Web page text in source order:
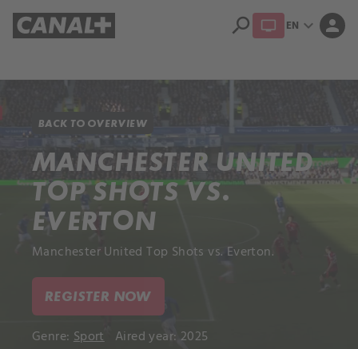
search EN expand_more person
BACK TO OVERVIEW
MANCHESTER UNITED
TOP SHOTS VS.
EVERTON
Manchester United Top Shots vs. Everton.
REGISTER NOW
Genre: Sport Aired year: 2025